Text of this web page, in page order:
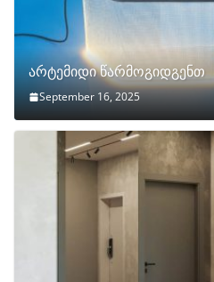
არტემიდი წარმოგიდგენთ
September 16, 2025